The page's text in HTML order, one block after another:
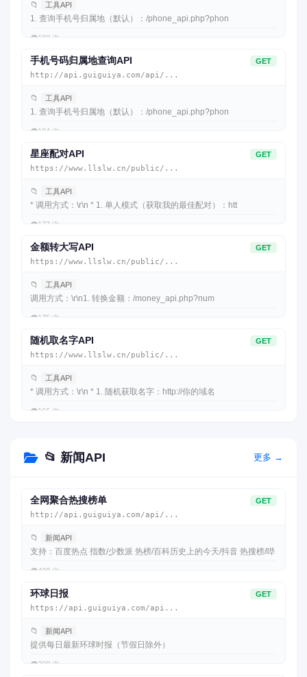
📁 工具API
1. 查询手机号归属地（默认）：/phone_api.php?phon
👁️189 次
手机号码归属地查询API GET
http://api.guiguiya.com/api/...
📁 工具API
1. 查询手机号归属地（默认）：/phone_api.php?phon
👁️184 次
星座配对API GET
https://www.llslw.cn/public/...
📁 工具API
* 调用方式：\r\n * 1. 单人模式（获取我的最佳配对）：htt
👁️177 次
金额转大写API GET
https://www.llslw.cn/public/...
📁 工具API
调用方式：\r\n1. 转换金额：/money_api.php?num
👁️175 次
随机取名字API GET
https://www.llslw.cn/public/...
📁 工具API
* 调用方式：\r\n * 1. 随机获取名字：http://你的域名
👁️166 次
📂 新闻API 更多 →
全网聚合热搜榜单 GET
http://api.guiguiya.com/api/...
📁 新闻API
支持：百度热点 指数/少数派 热榜/百科历史上的今天/抖音 热搜榜/哔
👁️408 次
环球日报 GET
https://api.guiguiya.com/api...
📁 新闻API
提供每日最新环球时报（节假日除外）
👁️298 次